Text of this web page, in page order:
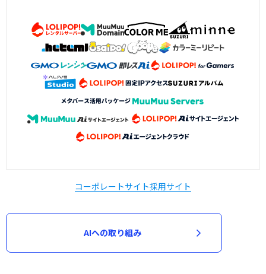
コーポレートサイト採用サイト
AIへの取り組み